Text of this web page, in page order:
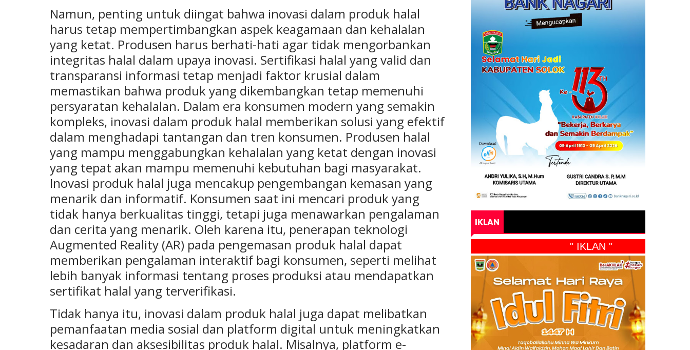
Namun, penting untuk diingat bahwa inovasi dalam produk halal
harus tetap mempertimbangkan aspek keagamaan dan kehalalan
yang ketat. Produsen harus berhati-hati agar tidak mengorbankan
integritas halal dalam upaya inovasi. Sertifikasi halal yang valid dan
transparansi informasi tetap menjadi faktor krusial dalam
memastikan bahwa produk yang dikembangkan tetap memenuhi
persyaratan kehalalan. Dalam era konsumen modern yang semakin
kompleks, inovasi dalam produk halal memberikan solusi yang efektif
dalam menghadapi tantangan dan tren konsumen. Produsen halal
yang mampu menggabungkan kehalalan yang ketat dengan inovasi
yang tepat akan mampu memenuhi kebutuhan bagi masyarakat.
Inovasi produk halal juga mencakup pengembangan kemasan yang
menarik dan informatif. Konsumen saat ini mencari produk yang
tidak hanya berkualitas tinggi, tetapi juga menawarkan pengalaman
dan cerita yang menarik. Oleh karena itu, penerapan teknologi
Augmented Reality (AR) pada pengemasan produk halal dapat
memberikan pengalaman interaktif bagi konsumen, seperti melihat
lebih banyak informasi tentang proses produksi atau mendapatkan
sertifikat halal yang terverifikasi.
Tidak hanya itu, inovasi dalam produk halal juga dapat melibatkan
pemanfaatan media sosial dan platform digital untuk meningkatkan
kesadaran dan aksesibilitas produk halal. Misalnya, platform e-
IKLAN
" IKLAN "